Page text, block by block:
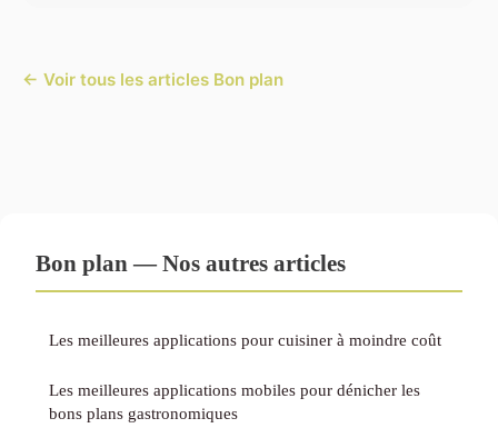
← Voir tous les articles Bon plan
Bon plan — Nos autres articles
Les meilleures applications pour cuisiner à moindre coût
Les meilleures applications mobiles pour dénicher les
bons plans gastronomiques